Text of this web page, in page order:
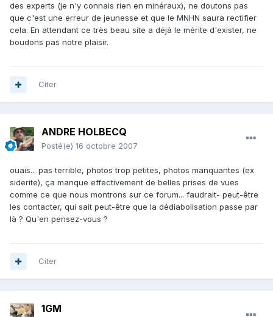
des experts (je n'y connais rien en minéraux), ne doutons pas
que c'est une erreur de jeunesse et que le MNHN saura rectifier
cela. En attendant ce très beau site a déjà le mérite d'exister, ne
boudons pas notre plaisir.
Citer
ANDRE HOLBECQ
Posté(e) 16 octobre 2007
ouais... pas terrible, photos trop petites, photos manquantes (ex
siderite), ça manque effectivement de belles prises de vues
comme ce que nous montrons sur ce forum... faudrait- peut-être
les contacter, qui sait peut-être que la dédiabolisation passe par
là ? Qu'en pensez-vous ?
Citer
1GM